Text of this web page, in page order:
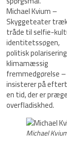
Michael Kvium –
Skyggeteater
tråde til selfie-
identitetssøgen,
politisk
klimamæssig
fremmedgørelse
insisterer på
en tid, der er
overfladiskhed.
Michael